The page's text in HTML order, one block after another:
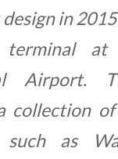
in
at
Airport.
collection
such as